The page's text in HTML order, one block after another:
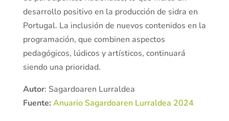
desarrollo positivo en la producción de sidra en
Portugal. La inclusión de nuevos contenidos en la
programación, que combinen aspectos
pedagógicos, lúdicos y artísticos, continuará
siendo una prioridad.
Autor: Sagardoaren Lurraldea
Fuente: Anuario Sagardoaren Lurraldea 2024